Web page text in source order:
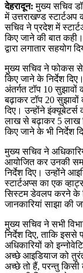
देहरादून: मुख्य सचिव
में उत्तराखण्ड
सचिव ने प्रदेश में
किए जाने की बात
द्वारा लगातार सहयोग
मुख्य सचिव ने फोकस
किए जाने के निर्देश
अंतर्गत टॉप 10 सुझावों
बढ़ाकर टॉप 20
दिए। उन्होंने
लाख से बढ़ाकर 5 लाख
किए जाने के भी निर्देश
मुख्य सचिव ने
आयोजित कर उनकी
निर्देश दिए। उन्होंने
स्टार्टअप्स का एक
सिस्टम डेवलप करने के
जानकारियां साझा की
मुख्य सचिव ने सभी
निर्देश दिए, ताकि इससे
अधिकारियों को
अच्छे आइडियाज को
अच्छे तो हैं, परन्तु